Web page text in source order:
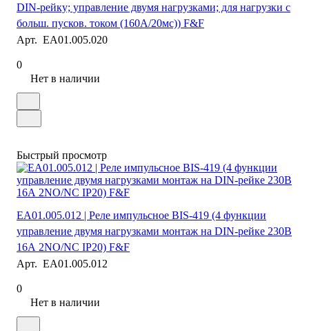
DIN-рейку; управление двумя нагрузками; для нагрузки с
больш. пусков. током (160А/20мс)) F&F
Арт. EA01.005.020
0
Нет в наличии
Быстрый просмотр
EA01.005.012 | Реле импульсное BIS-419 (4 функции
управление двумя нагрузками монтаж на DIN-рейке 230В
16А 2NO/NC IP20) F&F
Арт. EA01.005.012
0
Нет в наличии